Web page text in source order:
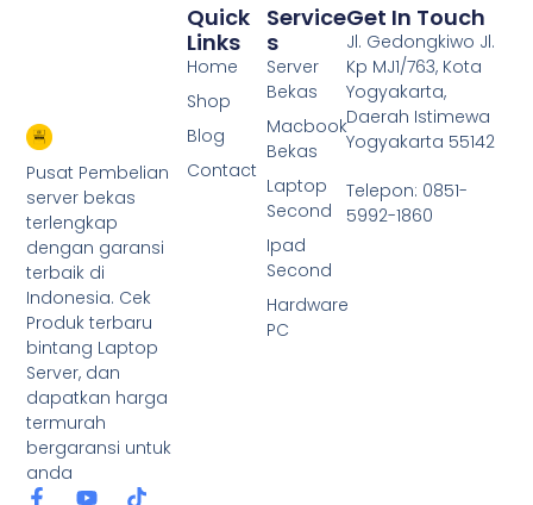
Pusat Pembelian
server bekas
terlengkap
dengan garansi
terbaik di
Indonesia. Cek
Produk terbaru
bintang Laptop
Server, dan
dapatkan harga
termurah
bergaransi untuk
anda
Service
S
Server
Bekas
Macbook
Bekas
Laptop
Second
Ipad
Second
Hardware
PC
Quick
Links
Home
Shop
Blog
Contact
Get In Touch
Jl. Gedongkiwo Jl.
Kp MJ1/763, Kota
Yogyakarta,
Daerah Istimewa
Yogyakarta 55142
Telepon: 0851-
5992-1860